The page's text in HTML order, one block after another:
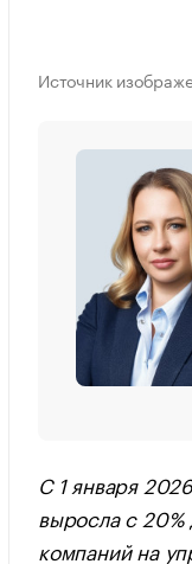
Источник
С 1 января
выросла с 20%
компаний на